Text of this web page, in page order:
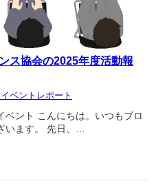
ス協会の2025年度活動報
ベントレポート
ント こんにちは。いつもブロ
います。 先日、…